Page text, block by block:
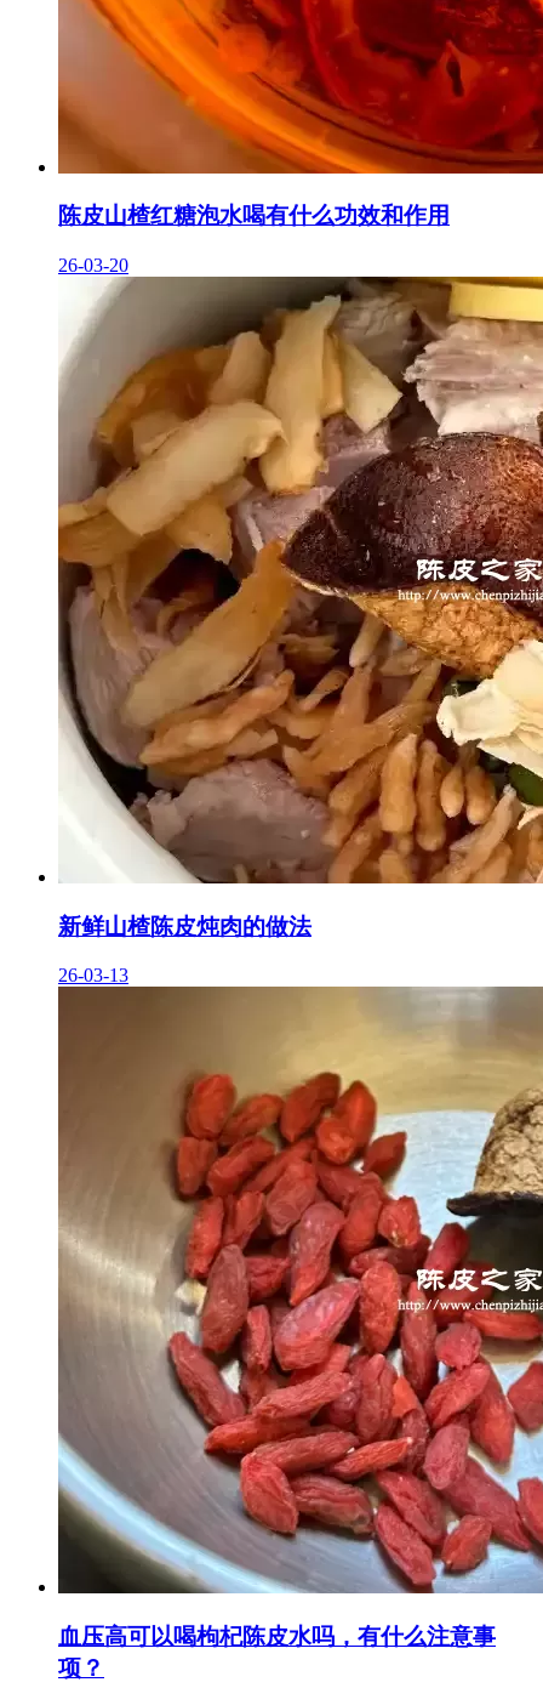
陈皮山楂红糖泡水喝有什么功效和作用
26-03-20
新鲜山楂陈皮炖肉的做法
26-03-13
血压高可以喝枸杞陈皮水吗，有什么注意事
项？